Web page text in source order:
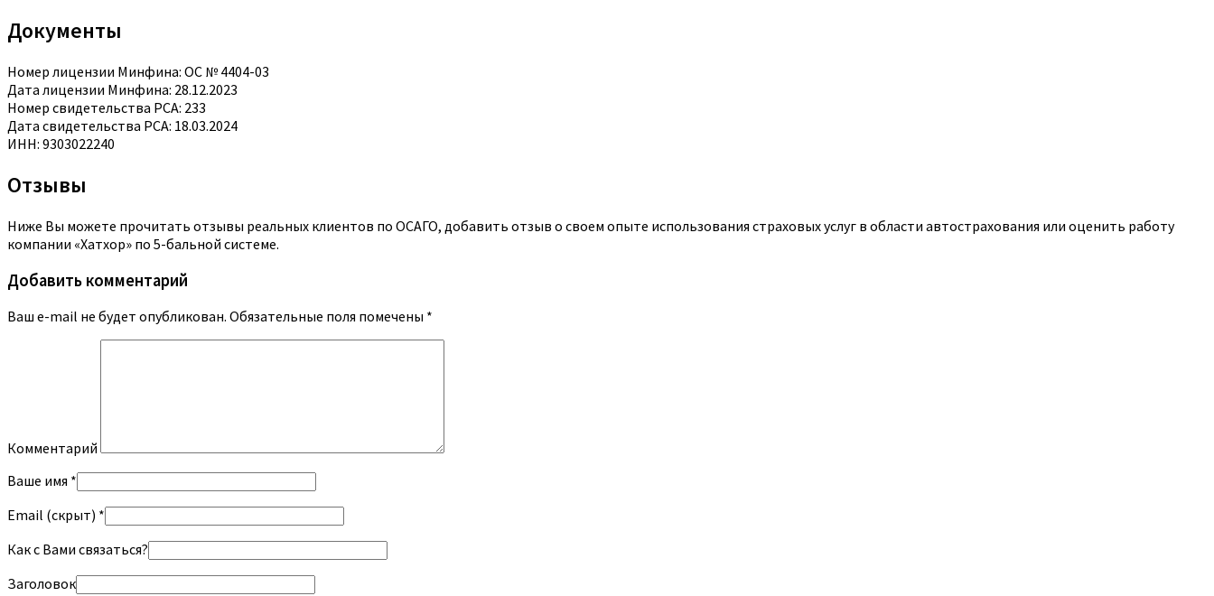
Документы
Номер лицензии Минфина: ОС № 4404-03
Дата лицензии Минфина: 28.12.2023
Номер свидетельства РСА: 233
Дата свидетельства РСА: 18.03.2024
ИНН: 9303022240
Отзывы
Ниже Вы можете прочитать отзывы реальных клиентов по ОСАГО, добавить отзыв о своем опыте использования страховых услуг в области автострахования или оценить работу
компании «Хатхор» по 5-бальной системе.
Добавить комментарий
Ваш e-mail не будет опубликован. Обязательные поля помечены *
Комментарий
Ваше имя *
Email (скрыт) *
Как с Вами связаться?
Заголовок